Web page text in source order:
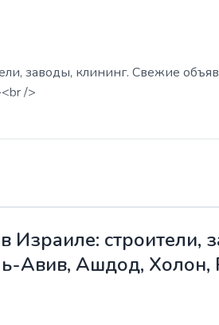
заводы, клининг. Свежие
/>
Израиле: строители,
Авив, Ашдод,